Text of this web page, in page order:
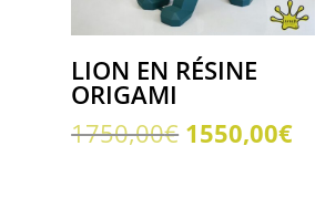
LION EN RÉSINE
ORIGAMI
1750,00€ Le
1550,00€Le